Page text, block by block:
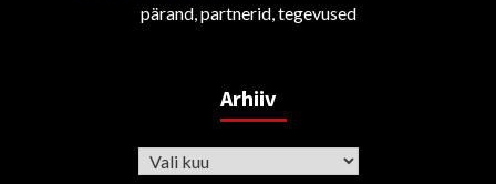
pärand, partnerid, tegevused
Arhiiv
Arhiiv